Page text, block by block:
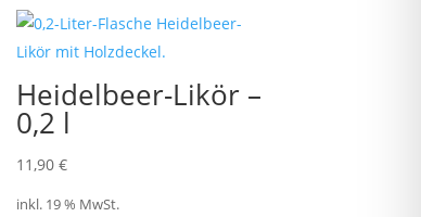
Heidelbeer-Likör –
0,2 l
11,90€
inkl. 19 % MwSt.